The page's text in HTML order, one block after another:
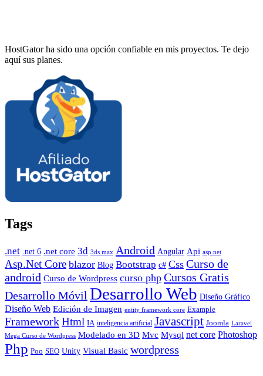
HostGator ha sido una opción confiable en mis proyectos. Te dejo
aquí sus planes.
Tags
.net .net 6 .net core 3d 3ds max Android Angular Api asp.net
Asp.Net Core blazor Blog Bootstrap c# Css Curso de
android Curso de Wordpress curso php Cursos Gratis
Desarrollo Móvil Desarrollo Web Diseño Gráfico
Diseño Web Edición de Imagen entity framework core Example
FrameworkHtml IA inteligencia artificial Javascript Joomla Laravel
Mega Curso de Wordpress Modelado en 3D Mvc Mysql net core Photoshop
Php Poo SEO Unity Visual Basic wordpress